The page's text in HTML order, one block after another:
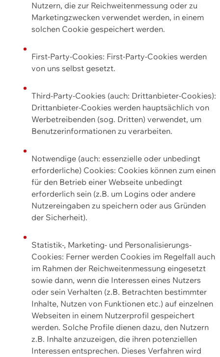
Nutzern, die zur Reichweitenmessung oder zu
Marketingzwecken verwendet werden, in einem
solchen Cookie gespeichert werden.
First-Party-Cookies: First-Party-Cookies werden
von uns selbst gesetzt.
Third-Party-Cookies (auch: Drittanbieter-Cookies):
Drittanbieter-Cookies werden hauptsächlich von
Werbetreibenden (sog. Dritten) verwendet, um
Benutzerinformationen zu verarbeiten.
Notwendige (auch: essenzielle oder unbedingt
erforderliche) Cookies: Cookies können zum einen
für den Betrieb einer Webseite unbedingt
erforderlich sein (z.B. um Logins oder andere
Nutzereingaben zu speichern oder aus Gründen
der Sicherheit).
Statistik-, Marketing- und Personalisierungs-
Cookies: Ferner werden Cookies im Regelfall auch
im Rahmen der Reichweitenmessung eingesetzt
sowie dann, wenn die Interessen eines Nutzers
oder sein Verhalten (z.B. Betrachten bestimmter
Inhalte, Nutzen von Funktionen etc.) auf einzelnen
Webseiten in einem Nutzerprofil gespeichert
werden. Solche Profile dienen dazu, den Nutzern
z.B. Inhalte anzuzeigen, die ihren potenziellen
Interessen entsprechen. Dieses Verfahren wird